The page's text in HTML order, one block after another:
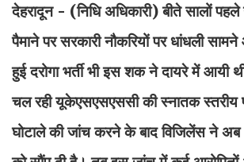
देहरादून- (निधि अधिकारी) बीते सालों
पैमाने पर सरकारी नौकरियों पर धांधली
हुई दरोगा भर्ती भी इस शक ने दायरे में
चल रही यूकेएसएसएससी की स्नातक स्तरीय
घोटाले की जांच करने के बाद विजिलेंस ने अब